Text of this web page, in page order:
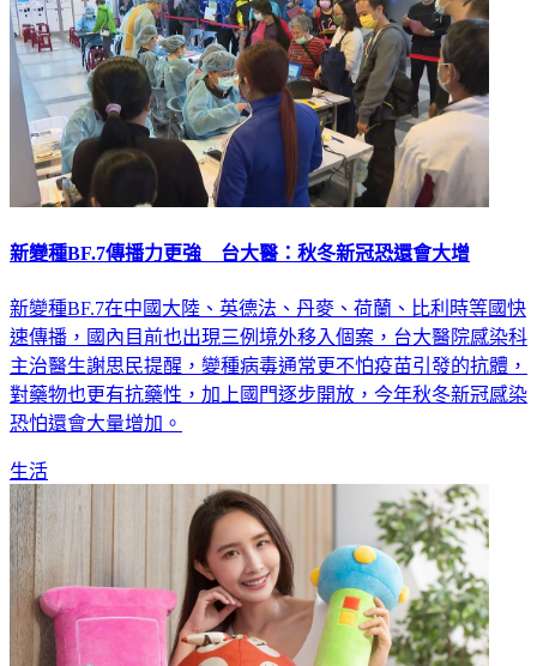
新變種BF.7傳播力更強 台大醫：秋冬新冠恐還會大增
新變種BF.7在中國大陸、英德法、丹麥、荷蘭、比利時等國快
速傳播，國內目前也出現三例境外移入個案，台大醫院感染科
主治醫生謝思民提醒，變種病毒通常更不怕疫苗引發的抗體，
對藥物也更有抗藥性，加上國門逐步開放，今年秋冬新冠感染
恐怕還會大量增加。
生活